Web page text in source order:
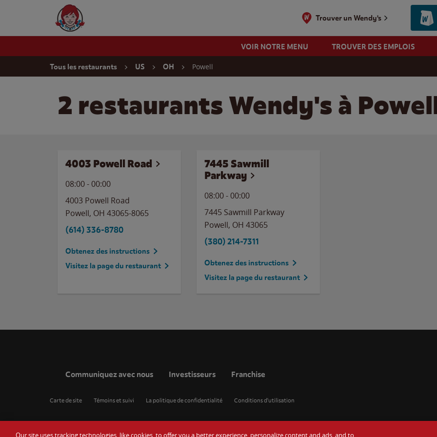
Wendy's Website Home
Trouver un Wendy's
VOIR NOTRE MENU TROUVER DES EMPLOIS
Return to NavTous les restaurants US OH Powell
2 restaurants Wendy's à
4003 Powell Road
08:00- 00:00
4003 Powell Road
Powell, OH 43065-8065
(614) 336-8780
Obtenez des instructions
Visitez la page du restaurant
7445 Sawmill
Parkway
08:00- 00:00
7445 Sawmill Parkway
Powell, OH 43065
(380) 214-7311
Obtenez des instructions
Visitez la page du restaurant
Communiquez avec nous Investisseurs Franchise
Carte de site Témoins et suivi La politique de confidentialité Conditions d'utilisation
Our site uses tracking technologies, like cookies, to offer you a better experience, personalize content and ads, and to